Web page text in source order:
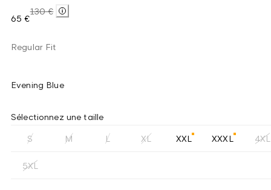
65 €
130 €
Regular Fit
Evening Blue
Sélectionnez une taille
S M L XL XXL XXXL 4XL
5XL